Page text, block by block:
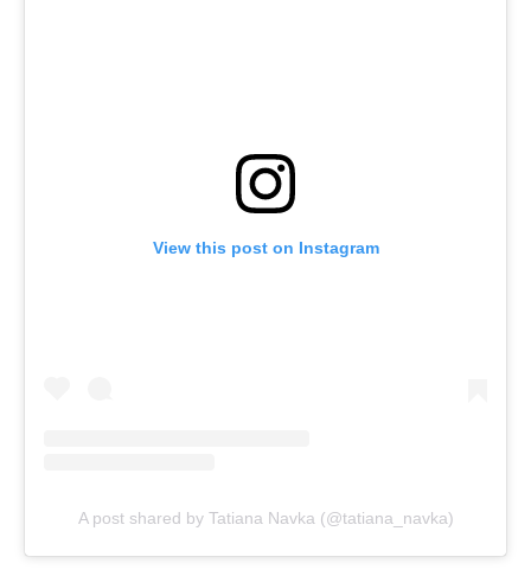
View this post on Instagram
A post shared by Tatiana Navka (@tatiana_navka)